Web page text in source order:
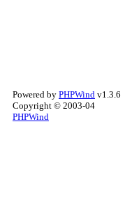
Powered by PHPWind v1.3.6
Copyright © 2003-04
PHPWind